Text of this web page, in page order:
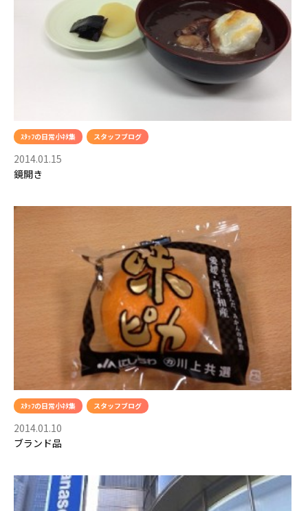
ｽﾀｯﾌの日常小ﾈﾀ集 スタッフブログ
2014.01.15
鏡開き
ｽﾀｯﾌの日常小ﾈﾀ集 スタッフブログ
2014.01.10
ブランド品